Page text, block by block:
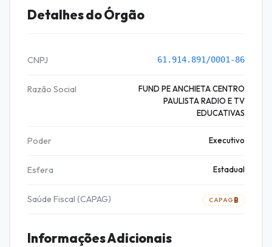
Detalhes do Órgão
CNPJ 61.914.891/0001-86
Razão Social
FUND PE ANCHIETA CENTRO
PAULISTA RADIO E TV
EDUCATIVAS
Poder Executivo
Esfera Estadual
Saúde Fiscal (CAPAG) CAPAG B
Informações Adicionais